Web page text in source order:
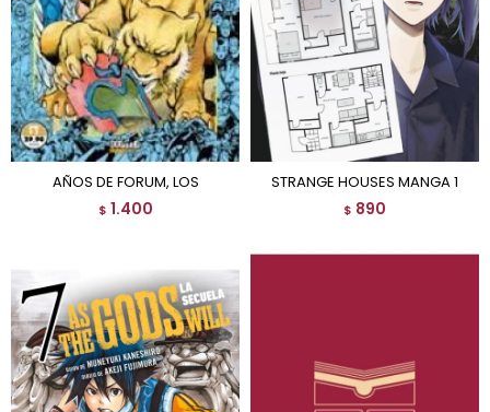
AÑOS DE FORUM, LOS
$ 1.400
STRANGE HOUSES MANGA 1
$ 890